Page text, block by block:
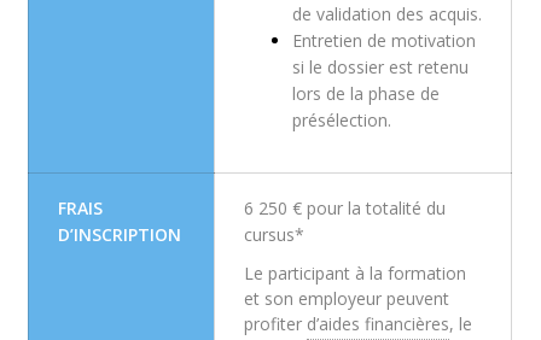
de validation des acquis.
Entretien de motivation
si le dossier est retenu
lors de la phase de
présélection.
FRAIS
D’INSCRIPTION
6 250 € pour la totalité du
cursus*
Le participant à la formation
et son employeur peuvent
profiter d’aides financières, le